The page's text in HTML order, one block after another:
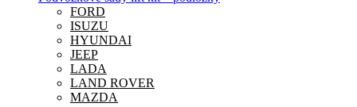
FORD
ISUZU
HYUNDAI
JEEP
LADA
LAND ROVER
MAZDA